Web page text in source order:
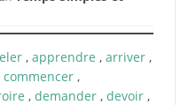
, apprendre , arriver,
commencer,
, demander, devoir,